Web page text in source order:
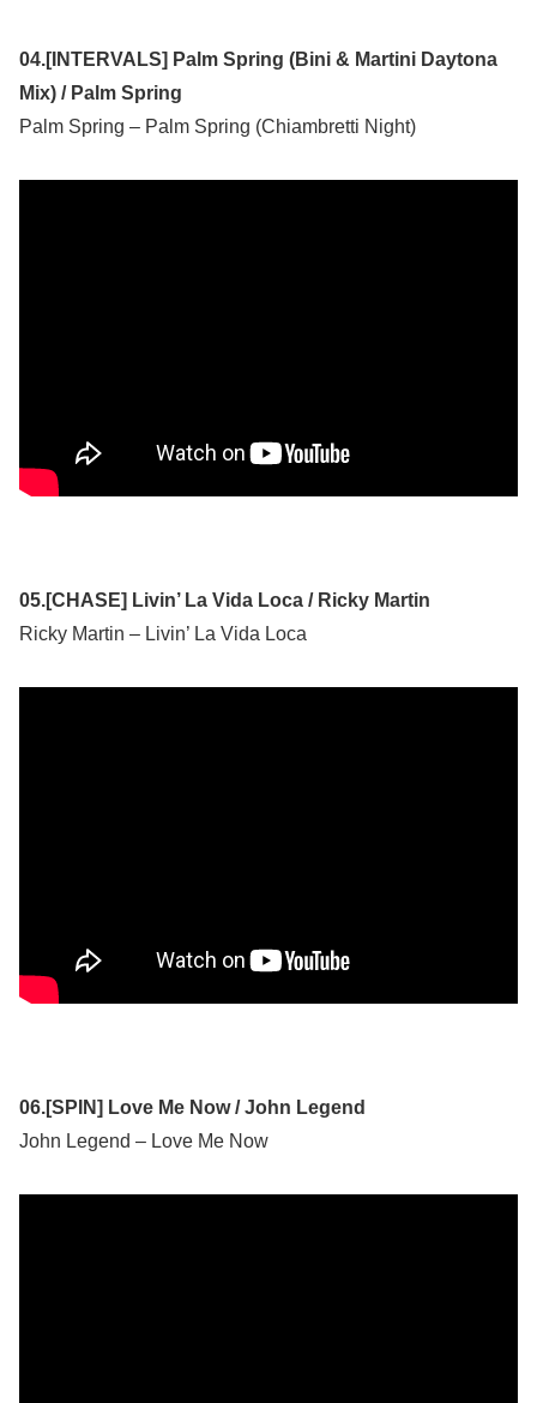
04.[INTERVALS] Palm Spring (Bini & Martini Daytona
Mix) / Palm Spring
Palm Spring – Palm Spring (Chiambretti Night)
05.[CHASE] Livin’ La Vida Loca / Ricky Martin
Ricky Martin – Livin’ La Vida Loca
06.[SPIN] Love Me Now / John Legend
John Legend – Love Me Now